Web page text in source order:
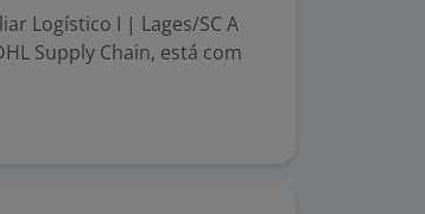
Logístico I | Lages/SC A
Supply Chain, está com